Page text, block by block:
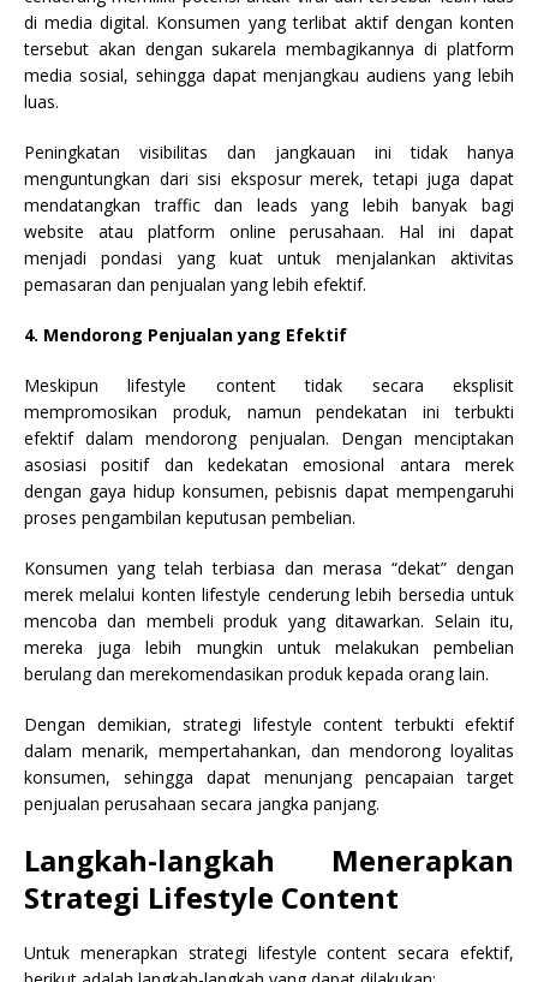
di media digital. Konsumen yang terlibat aktif dengan konten
tersebut akan dengan sukarela membagikannya di platform
media sosial, sehingga dapat menjangkau audiens yang lebih
luas.
Peningkatan visibilitas dan jangkauan ini tidak hanya
menguntungkan dari sisi eksposur merek, tetapi juga dapat
mendatangkan traffic dan leads yang lebih banyak bagi
website atau platform online perusahaan. Hal ini dapat
menjadi pondasi yang kuat untuk menjalankan aktivitas
pemasaran dan penjualan yang lebih efektif.
4. Mendorong Penjualan yang Efektif
Meskipun lifestyle content tidak secara eksplisit
mempromosikan produk, namun pendekatan ini terbukti
efektif dalam mendorong penjualan. Dengan menciptakan
asosiasi positif dan kedekatan emosional antara merek
dengan gaya hidup konsumen, pebisnis dapat mempengaruhi
proses pengambilan keputusan pembelian.
Konsumen yang telah terbiasa dan merasa “dekat” dengan
merek melalui konten lifestyle cenderung lebih bersedia untuk
mencoba dan membeli produk yang ditawarkan. Selain itu,
mereka juga lebih mungkin untuk melakukan pembelian
berulang dan merekomendasikan produk kepada orang lain.
Dengan demikian, strategi lifestyle content terbukti efektif
dalam menarik, mempertahankan, dan mendorong loyalitas
konsumen, sehingga dapat menunjang pencapaian target
penjualan perusahaan secara jangka panjang.
Langkah-langkah Menerapkan
Strategi Lifestyle Content
Untuk menerapkan strategi lifestyle content secara efektif,